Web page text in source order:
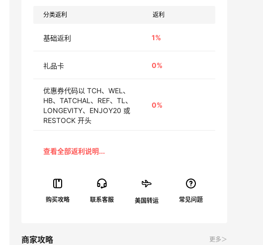
分类返利 返利
基础返利 1%
礼品卡 0%
优惠券代码以 TCH、WEL、
HB、TATCHAL、REF、TL、
LONGEVITY、ENJOY20 或
RESTOCK 开头
0%
美国转运
商家攻略 更多＞